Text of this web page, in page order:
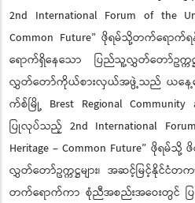
2nd International Forum of the
Common Future” ဖိုရမ်သို့တက်ရေ
ရောက်ရှိနေသော ပြည်သူ့လွှတ်တော်ဥက္က
လွှတ်တော်ကိုယ်စားလှယ်အဖွဲ့သည် ယနေ့ဒ
က်စ်မြို့ Brest Regional Community
ပြုလုပ်သည့် 2nd International
Heritage – Common Future” ဖိုရမ်
လွှတ်တော်ဥက္ကဋ္ဌများ၊ အဆင့်မြင့်နိုင်
တက်ရောက်ကာ စုံညီအစည်းအဝေးတွင် ပ